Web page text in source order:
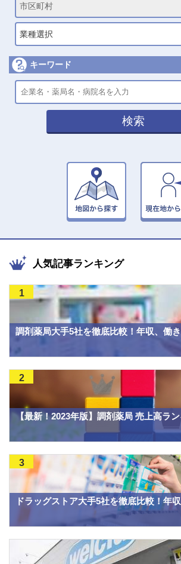
市区町村
業種選択
キーワード
検索
人気記事ランキング
調剤薬局大手5社を徹底比較！年収、働
1
【最新！2023年版】調剤薬局 売上高ラ
2
ドラッグストア大手5社を徹底比較！年
3